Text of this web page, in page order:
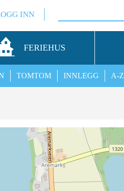
INN
FERIEHUS
A-Z
INNLEGG
TOMTOM